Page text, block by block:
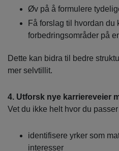
Øv på å formulere
Få forslag til hvordan du
forbedringsområder på
Dette kan bidra til bedre
mer selvtillit.
4. Utforsk nye karriereveier
Vet du ikke helt hvor du
identifisere yrker som
interesser